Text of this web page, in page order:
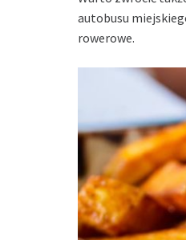
autobusu
rowerowe.